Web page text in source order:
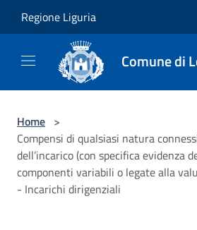
Regione Liguria
Comune di
Home >
Compensi di qualsiasi natura
dell’incarico (con specifica evidenza
componenti variabili o legate alla
- Incarichi dirigenziali